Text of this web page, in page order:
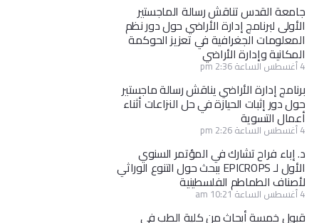
جامعة القدس تناقش رسالة الماجستير
الأولى لبرنامج إدارة الأراضي حول دور نظم
المعلومات الجغرافية في تعزيز الحوكمة
المكانية وإدارة الأراضي
4 أغسطس الساعة 2:36 pm
برنامج إدارة الأراضي يناقش رسالة ماجستير
حول دور إثبات الحيازة في حل النزاعات أثناء
أعمال التسوية
4 أغسطس الساعة 2:26 pm
د. إباء فراح تشارك في المؤتمر السنوي
الأول لـ EPICROPS ببحث حول التنوع الوراثي
لأصناف الطماطم الفلسطينية
4 أغسطس الساعة 10:21 am
قبول خمسة أبحاث من كلية الطب في